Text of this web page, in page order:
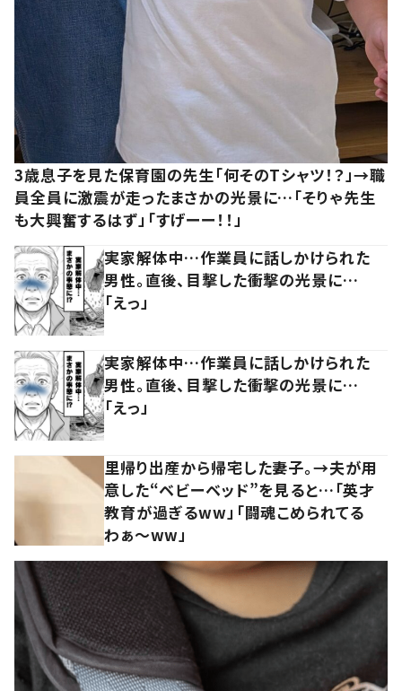
3歳息子を見た保育園の先生「何そのTシャツ！？」→職
員全員に激震が走ったまさかの光景に…「そりゃ先生
も大興奮するはず」「すげーー！！」
実家解体中…作業員に話しかけられた
男性。直後、目撃した衝撃の光景に…
「えっ」
実家解体中…作業員に話しかけられた
男性。直後、目撃した衝撃の光景に…
「えっ」
里帰り出産から帰宅した妻子。→夫が用
意した“ベビーベッド”を見ると…「英才
教育が過ぎるww」「闘魂こめられてる
わぁ～ww」